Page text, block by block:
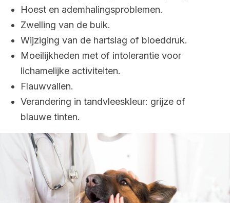
Hoest en ademhalingsproblemen.
Zwelling van de buik.
Wijziging van de hartslag of bloeddruk.
Moeilijkheden met of intolerantie voor
lichamelijke activiteiten.
Flauwvallen.
Verandering in tandvleeskleur: grijze of
blauwe tinten.